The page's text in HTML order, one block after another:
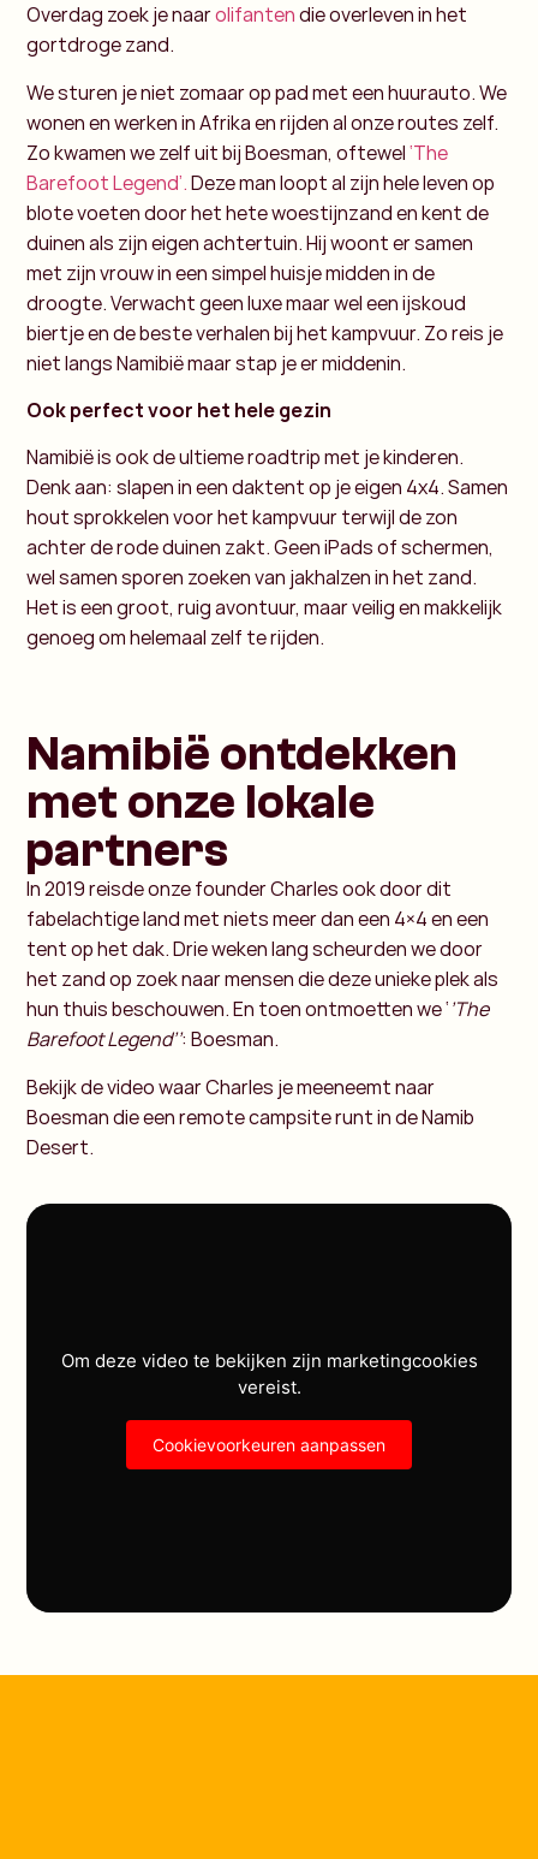
Overdag zoek je naarolifantendie overleven in het
gortdroge zand.
We sturen je niet zomaar op pad met een huurauto. We
wonen en werken in Afrika en rijden al onze routes zelf.
Zo kwamen we zelf uit bij Boesman, oftewel‘The
Barefoot Legend’.Deze man loopt al zijn hele leven op
blote voeten door het hete woestijnzand en kent de
duinen als zijn eigen achtertuin. Hij woont er samen
met zijn vrouw in een simpel huisje midden in de
droogte. Verwacht geen luxe maar wel een ijskoud
biertje en de beste verhalen bij het kampvuur. Zo reis je
niet langs Namibië maar stap je er middenin.
Ook perfect voor het hele gezin
Namibië is ook de ultieme roadtrip met je kinderen.
Denk aan: slapen in een daktent op je eigen 4x4. Samen
hout sprokkelen voor het kampvuur terwijl de zon
achter de rode duinen zakt. Geen iPads of schermen,
wel samen sporen zoeken van jakhalzen in het zand.
Het is een groot, ruig avontuur, maar veilig en makkelijk
genoeg om helemaal zelf te rijden.
Namibië ontdekken
met onze lokale
partners
In 2019 reisde onze founder Charles ook door dit
fabelachtige land met niets meer dan een 4×4 en een
tent op het dak. Drie weken lang scheurden we door
het zand op zoek naar mensen die deze unieke plek als
hun thuis beschouwen. En toen ontmoetten we ‘’The
Barefoot Legend’’: Boesman.
Bekijk de video waar Charles je meeneemt naar
Boesman die een remote campsite runt in de Namib
Desert.
Om deze video te bekijken zijn marketingcookies
vereist.
Cookievoorkeuren aanpassen